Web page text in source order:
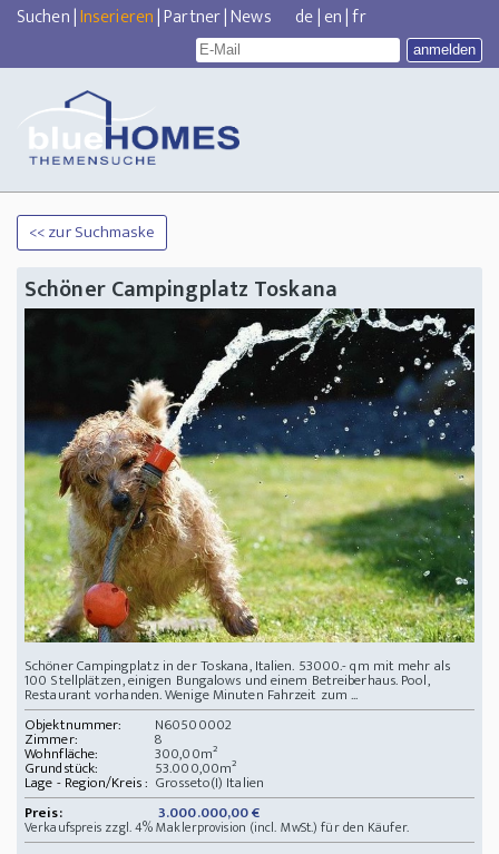
Suchen|Inserieren|Partner|News de|en|fr
<< zur Suchmaske
Schöner Campingplatz Toskana
Schöner Campingplatz in der Toskana, Italien. 53000.- qm mit mehr als
100 Stellplätzen, einigen Bungalows und einem Betreiberhaus. Pool,
Restaurant vorhanden. Wenige Minuten Fahrzeit zum ...
Objektnummer:
N60500002
Zimmer: 8
Wohnfläche: 300,00m²
Grundstück: 53.000,00m²
Lage - Region/Kreis : Grosseto(I) Italien
Preis:
3.000.000,00 €
Verkaufspreis zzgl. 4% Maklerprovision (incl. MwSt.) für den Käufer.